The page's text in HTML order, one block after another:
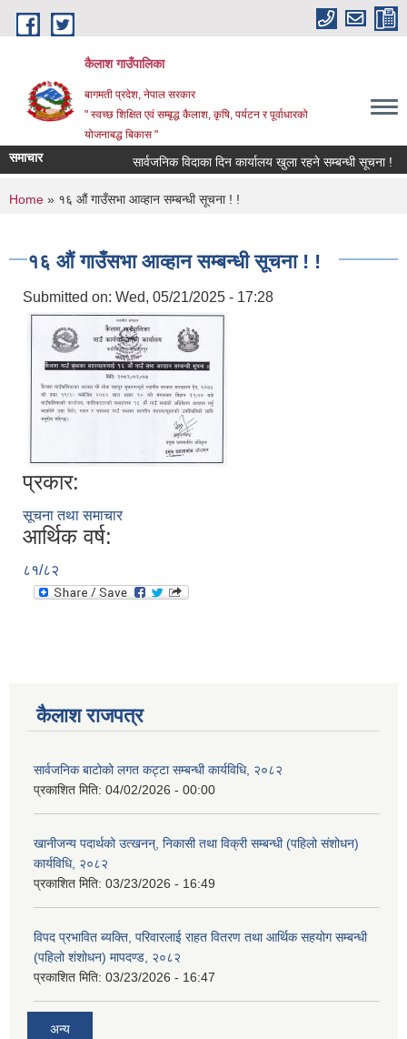
Skip to main content
कैलाश गाउँपालिका
बागमती प्रदेश, नेपाल सरकार
" स्वच्छ शिक्षित एवं सम्बृद्ध कैलाश, कृषि, पर्यटन र पूर्वाधारको
योजनाबद्ध बिकास "
समाचार सार्वजनिक विदाका दिन कार्यालय खुला रहने सम्बन्धी सूचना !
You are here
Home » १६ औं गाउँसभा आव्हान सम्बन्धी सूचना ! !
१६ औं गाउँसभा आव्हान सम्बन्धी सूचना ! !
Submitted on: Wed, 05/21/2025 - 17:28
प्रकार:
सूचना तथा समाचार
आर्थिक वर्ष:
८१/८२
कैलाश राजपत्र
सार्वजनिक बाटोको लगत कट्टा सम्बन्धी कार्यविधि, २०८२
प्रकाशित मिति: 04/02/2026 - 00:00
खानीजन्य पदार्थको उत्खनन्, निकासी तथा विक्री सम्बन्धी (पहिलो संशोधन)
कार्यविधि, २०८२
प्रकाशित मिति: 03/23/2026 - 16:49
विपद प्रभावित ब्यक्ति, परिवारलाई राहत वितरण तथा आर्थिक सहयोग सम्बन्धी
(पहिलो शंशोधन) मापदण्ड, २०८२
प्रकाशित मिति: 03/23/2026 - 16:47
अन्य